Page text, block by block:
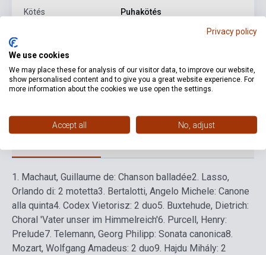
Kötés Puhakötés
Kiadási év
Formátum Kotta
1. Machaut, Guillaume de: Chanson balladée2. Lasso,
Orlando di: 2 motetta3. Bertalotti, Angelo Michele: Canone
alla quinta4. Codex Vietorisz: 2 duo5. Buxtehude, Dietrich:
Choral 'Vater unser im Himmelreich'6. Purcell, Henry:
Prelude7. Telemann, Georg Philipp: Sonata canonica8.
Mozart, Wolfgang Amadeus: 2 duo9. Hajdu Mihály: 2
Privacy policy
We use cookies
We may place these for analysis of our visitor data, to improve our website,
show personalised content and to give you a great website experience. For
more information about the cookies we use open the settings.
Accept all No, adjust